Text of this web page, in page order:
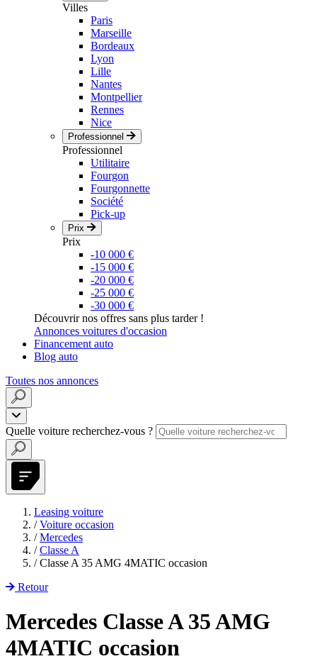
Villes
Paris
Marseille
Bordeaux
Lyon
Lille
Nantes
Montpellier
Rennes
Nice
Professionnel
Professionnel
Utilitaire
Fourgon
Fourgonnette
Société
Pick-up
Prix
Prix
-10 000 €
-15 000 €
-20 000 €
-25 000 €
-30 000 €
Découvrir nos offres sans plus tarder !
Annonces voitures d'occasion
Financement auto
Blog auto
Toutes nos annonces
Quelle voiture recherchez-vous ?
Leasing voiture
/ Voiture occasion
/ Mercedes
/ Classe A
/ Classe A 35 AMG 4MATIC occasion
Retour
Mercedes Classe A 35 AMG
4MATIC occasion